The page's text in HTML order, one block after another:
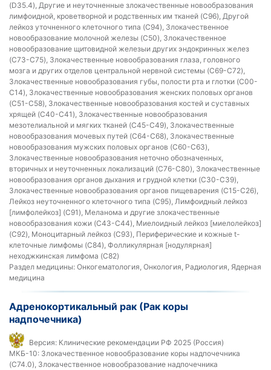
(D35.4), Другие и неуточненные злокачественные новообразования
лимфоидной, кроветворной и родственных им тканей (C96), Другой
лейкоз уточненного клеточного типа (C94), Злокачественное
новообразование молочной железы (C50), Злокачественное
новообразование щитовидной железыи других эндокринных желез
(C73-C75), Злокачественные новообразования глаза, головного
мозга и других отделов центральной нервной системы (C69-C72),
Злокачественные новообразования губы, полости рта и глотки (C00-
C14), Злокачественные новообразования женских половых органов
(C51-C58), Злокачественные новообразования костей и суставных
хрящей (C40-C41), Злокачественные новообразования
мезотелиальной и мягких тканей (C45-C49), Злокачественные
новообразования мочевых путей (C64-C68), Злокачественные
новообразования мужских половых органов (C60-C63),
Злокачественные новообразования неточно обозначенных,
вторичных и неуточненных локализаций (C76-C80), Злокачественные
новообразования органов дыхания и грудной клетки (C30-C39),
Злокачественные новообразования органов пищеварения (C15-C26),
Лейкоз неуточненного клеточного типа (C95), Лимфоидный лейкоз
[лимфолейкоз] (C91), Меланома и другие злокачественные
новообразования кожи (C43-C44), Миелоидный лейкоз [миелолейкоз]
(C92), Моноцитарный лейкоз (C93), Периферические и кожные t-
клеточные лимфомы (C84), Фолликулярная [нодулярная]
неходжкинская лимфома (C82)
Раздел медицины: Онкогематология, Онкология, Радиология, Ядерная
медицина
Адренокортикальный рак (Рак коры
надпочечника)
Версия: Клинические рекомендации РФ 2025 (Россия)
МКБ-10: Злокачественное новообразование коры надпочечника
(C74.0), Злокачественное новообразование надпочечника